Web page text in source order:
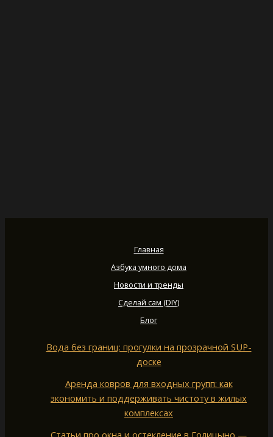
Главная
Азбука умного дома
Новости и тренды
Сделай сам (DIY)
Блог
Вода без границ: прогулки на прозрачной SUP-
доске
Аренда ковров для входных групп: как
экономить и поддерживать чистоту в жилых
комплексах
Статьи про окна и остекление в Голицыно —